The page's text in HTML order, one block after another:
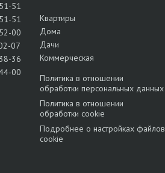
51
51
00
07
36
00
Квартиры
Дома
Дачи
Коммерческая
Политика в отношении
обработки персональных данных
Политика в отношении
обработки cookie
Подробнее о настройках файлов
cookie